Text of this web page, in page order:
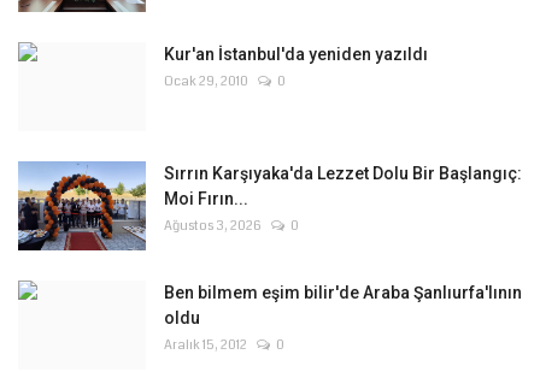
Kur'an İstanbul'da yeniden yazıldı
Ocak 29, 2010 0
Sırrın Karşıyaka'da Lezzet Dolu Bir Başlangıç:
Moi Fırın...
Ağustos 3, 2026 0
Ben bilmem eşim bilir'de Araba Şanlıurfa'lının
oldu
Aralık 15, 2012 0